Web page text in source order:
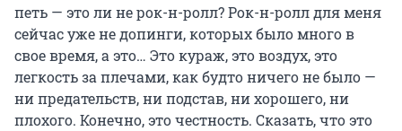
петь — это ли нерок-н-ролл?Рок-н-роллдля меня
сейчас уже не допинги, которых было много в
свое время, а это… Это кураж, это воздух, это
легкость за плечами, как будто ничего не было —
ни предательств, ни подстав, ни хорошего, ни
плохого. Конечно, это честность. Сказать, что это